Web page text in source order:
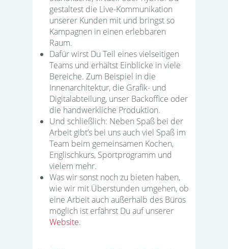
gestaltest die Live-Kommunikation
unserer Kunden mit und bringst so
Kampagnen in einen erlebbaren
Raum.
Dafür wirst Du Teil eines vielseitigen
Teams und erhältst Einblicke in viele
Bereiche. Zum Beispiel in die
Innenarchitektur, die Grafik- und
Digitalabteilung, unser Backoffice oder
die handwerkliche Produktion.
Und schließlich: Neben Spaß bei der
Arbeit gibt’s bei uns auch viel Spaß im
Team beim gemeinsamen Kochen,
Englischkurs, Sportprogramm und
vielem mehr.
Was wir sonst noch zu bieten haben,
wie wir mit Überstunden umgehen, ob
eine Arbeit auch außerhalb des Büros
möglich ist erfährst Du auf unserer
Website.